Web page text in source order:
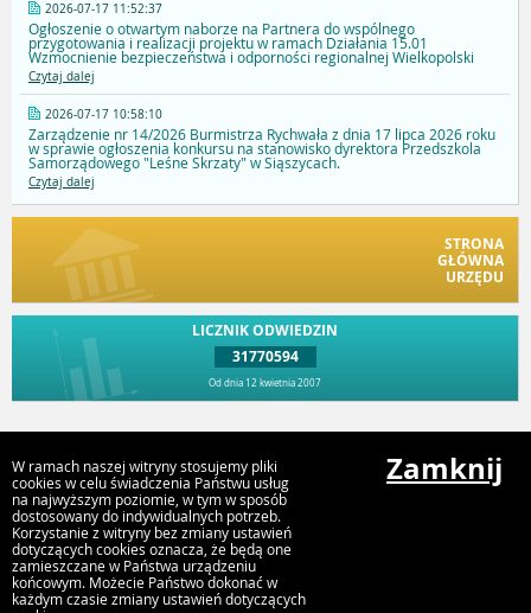
2026-07-17 11:52:37
Ogłoszenie o otwartym naborze na Partnera do wspólnego
przygotowania i realizacji projektu w ramach Działania 15.01
Wzmocnienie bezpieczeństwa i odporności regionalnej Wielkopolski
Czytaj dalej
2026-07-17 10:58:10
Zarządzenie nr 14/2026 Burmistrza Rychwała z dnia 17 lipca 2026 roku
w sprawie ogłoszenia konkursu na stanowisko dyrektora Przedszkola
Samorządowego "Leśne Skrzaty" w Siąszycach.
Czytaj dalej
STRONA
GŁÓWNA
URZĘDU
LICZNIK ODWIEDZIN
31770594
Od dnia 12 kwietnia 2007
Urząd Gminy i Miasta Rychwał
Plac Wolności 16, 62-570 Rychwał
W ramach naszej witryny stosujemy pliki
cookies w celu świadczenia Państwu usług
na najwyższym poziomie, w tym w sposób
dostosowany do indywidualnych potrzeb.
Korzystanie z witryny bez zmiany ustawień
dotyczących cookies oznacza, że będą one
zamieszczane w Państwa urządzeniu
końcowym. Możecie Państwo dokonać w
każdym czasie zmiany ustawień dotyczących
Zamknij